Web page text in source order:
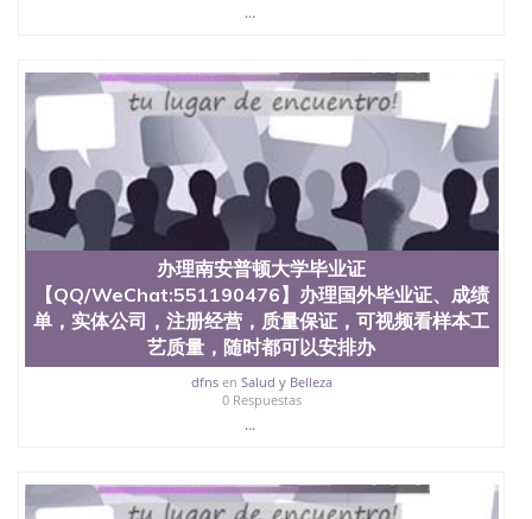
...
办理南安普顿大学毕业证
【QQ/WeChat:551190476】办理国外毕业证、成绩
单，实体公司，注册经营，质量保证，可视频看样本工
艺质量，随时都可以安排办
dfnsen Salud y Belleza
0 Respuestas
...